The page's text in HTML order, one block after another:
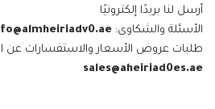
أرسل لنا بريدًا إلكترونيًا
الأسئلة والشكاوى:
طلبات عروض الأسعار والاستفسارات عن
sales@aheiriad0es.ae